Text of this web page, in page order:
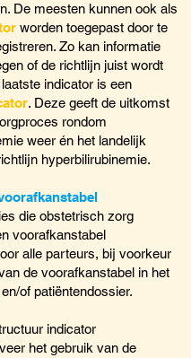
De meesten kunnen ook als
worden toegepast door te
Zo kan informatie
of de richtlijn juist wordt
indicator is een
. Deze geeft de uitkomst
rondom
weer én het landelijk
hyperbilirubinemie.
die obstetrisch zorg
voorafkanstabel
alle parteurs, bij voorkeur
de voorafkanstabel in het
of patiëntendossier.
indicator
het gebruik van de